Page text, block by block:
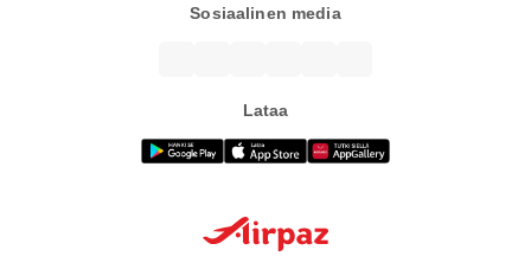
Sosiaalinen media
Lataa